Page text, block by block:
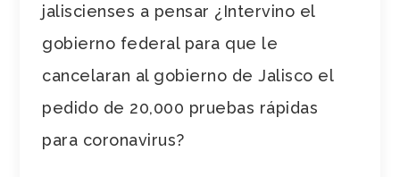
jaliscienses a pensar ¿Intervino el
gobierno federal para que le
cancelaran al gobierno de Jalisco el
pedido de 20,000 pruebas rápidas
para coronavirus?